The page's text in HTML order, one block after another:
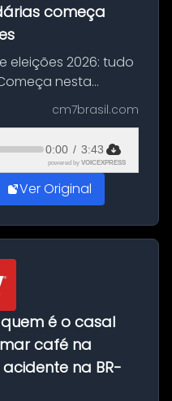
começa
eleições 2026: tudo
nesta
agosto o prazo
e federações
cm7brasil.com
0:00 / 3:43
powered by VOICEXPRESS
Ver Original
é o casal
café na
na BR-